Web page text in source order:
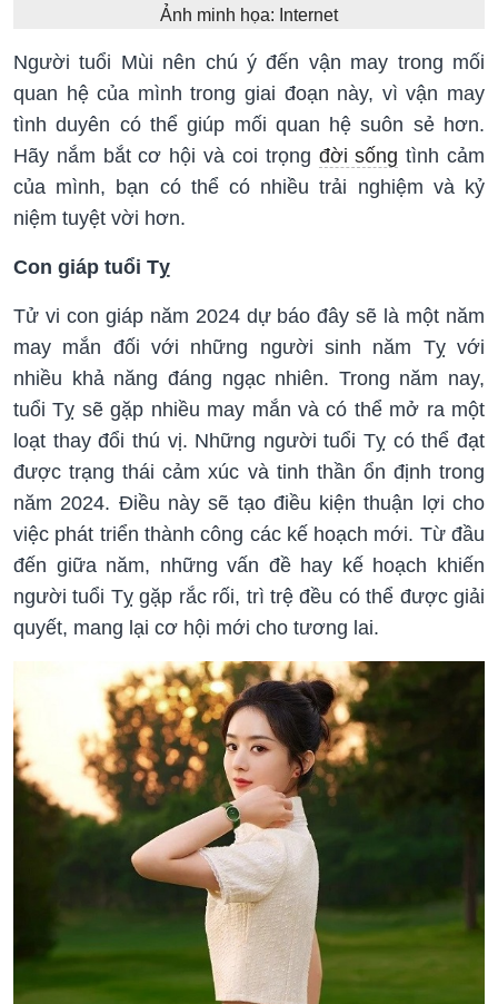
Ảnh minh họa: Internet
Người tuổi Mùi nên chú ý đến vận may trong mối
quan hệ của mình trong giai đoạn này, vì vận may
tình duyên có thể giúp mối quan hệ suôn sẻ hơn.
Hãy nắm bắt cơ hội và coi trọng đời sống tình cảm
của mình, bạn có thể có nhiều trải nghiệm và kỷ
niệm tuyệt vời hơn.
Con giáp tuổi Tỵ
Tử vi con giáp năm 2024 dự báo đây sẽ là một năm
may mắn đối với những người sinh năm Tỵ với
nhiều khả năng đáng ngạc nhiên. Trong năm nay,
tuổi Tỵ sẽ gặp nhiều may mắn và có thể mở ra một
loạt thay đổi thú vị. Những người tuổi Tỵ có thể đạt
được trạng thái cảm xúc và tinh thần ổn định trong
năm 2024. Điều này sẽ tạo điều kiện thuận lợi cho
việc phát triển thành công các kế hoạch mới. Từ đầu
đến giữa năm, những vấn đề hay kế hoạch khiến
người tuổi Tỵ gặp rắc rối, trì trệ đều có thể được giải
quyết, mang lại cơ hội mới cho tương lai.